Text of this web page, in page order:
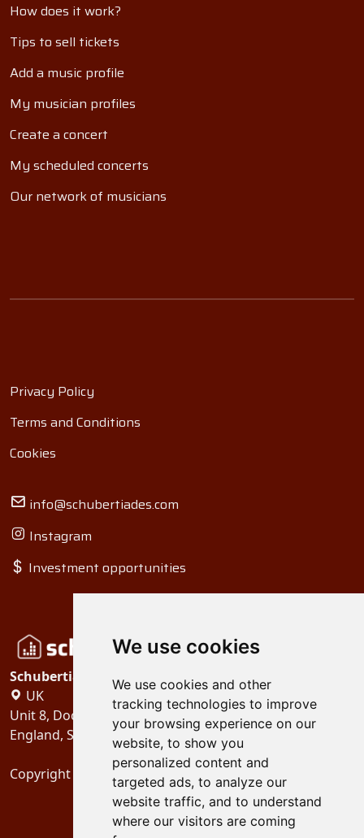
We use cookies
We use cookies and other
tracking technologies to improve
your browsing experience on our
website, to show you
personalized content and
targeted ads, to analyze our
website traffic, and to understand
where our visitors are coming
How does it work?
Tips to sell tickets
Add a music profile
My musician profiles
Create a concert
My scheduled concerts
Our network of musicians
Privacy Policy
Terms and Conditions
Cookies
info@schubertiades.com
Instagram
Investment opportunities
Schubertiades, Ltd.
UK
Unit 8, Dock Offices, Surrey Quays Road, London
England, SE16 2XU
Copyright 2024 Schubertiades, Ltd.